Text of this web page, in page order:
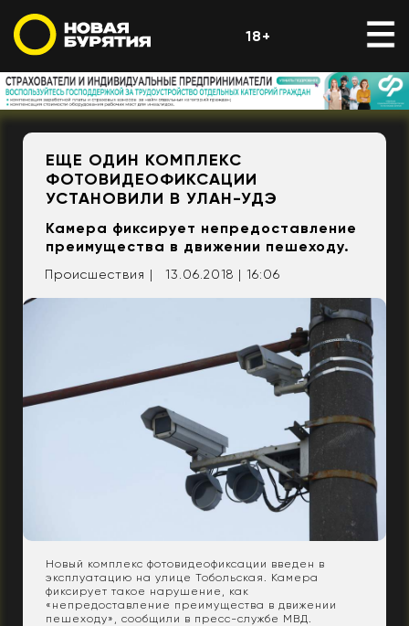
18+
ЕЩЕ ОДИН КОМПЛЕКС
ФОТОВИДЕОФИКСАЦИИ
УСТАНОВИЛИ В УЛАН-УДЭ
Камера фиксирует непредоставление
преимущества в движении пешеходу.
Происшествия | 13.06.2018 | 16:06
Новый комплекс фотовидеофиксации введен в
эксплуатацию на улице Тобольская. Камера
фиксирует такое нарушение, как
«непредоставление преимущества в движении
пешеходу», сообщили в пресс-службе МВД.